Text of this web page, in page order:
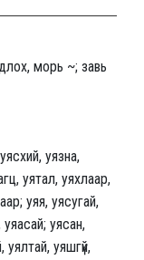
морь ~; завь
уязна,
уятал, уяхлаар,
уяя, уясугай,
уяасай; уясан,
уяшгүй,